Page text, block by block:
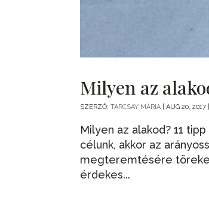
Milyen az
SZERZŐ:TARCSAY MÁRIA |AUG 20, 2017
Milyen az alakod? 11
célunk, akkor az
megteremtésére
érdekes...